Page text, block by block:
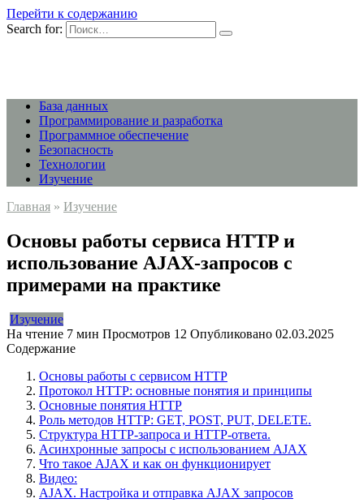
Перейти к содержанию
Search for:
База данных
Программирование и разработка
Программное обеспечение
Безопасность
Технологии
Изучение
Главная » Изучение
Основы работы сервиса HTTP и
использование AJAX-запросов с
примерами на практике
Изучение
На чтение 7 мин Просмотров 12 Опубликовано 02.03.2025
Содержание
Основы работы с сервисом HTTP
Протокол HTTP: основные понятия и принципы
Основные понятия HTTP
Роль методов HTTP: GET, POST, PUT, DELETE.
Структура HTTP-запроса и HTTP-ответа.
Асинхронные запросы с использованием AJAX
Что такое AJAX и как он функционирует
Видео:
AJAX. Настройка и отправка AJAX запросов